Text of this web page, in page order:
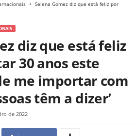
Selena Gomez diz que está feliz por
diz que está feliz
30 anos este
me importar com
têm a dizer’
de 2022